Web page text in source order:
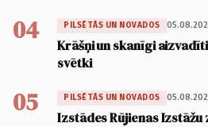
04 PILSĒTĀS UN NOVADOS
Krāšņi un skanīgi
svētki
05 PILSĒTĀS UN NOVADOS
Izstādes Rūjienas Izstāžu